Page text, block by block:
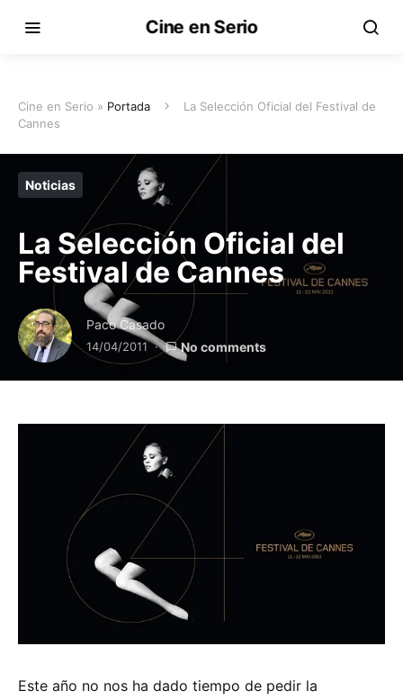
Cine en Serio
Cine en Serio » Portada
La Selección Oficial del Festival de
Cannes
Noticias
La Selección Oficial del
Festival de Cannes
Paco Casado
14/04/2011 No comments
Este año no nos ha dado tiempo de pedir la